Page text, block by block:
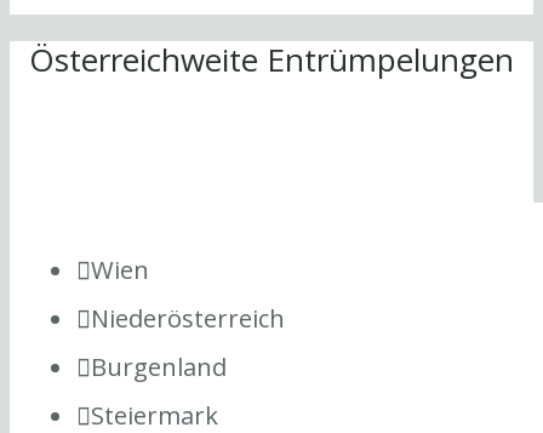
Österreichweite Entrümpelungen
Wien
Niederösterreich
Burgenland
Steiermark